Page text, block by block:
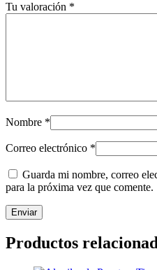
Tu valoración *
Nombre *
Correo electrónico *
Guarda mi nombre, correo
para la próxima vez que comente.
Productos